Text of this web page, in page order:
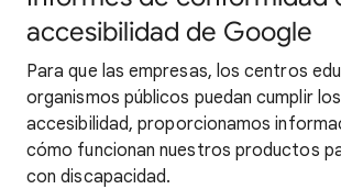
accesibilidad de Google
Para que las empresas, los centros
organismos públicos puedan cumplir
accesibilidad, proporcionamos
cómo funcionan nuestros productos
con discapacidad.